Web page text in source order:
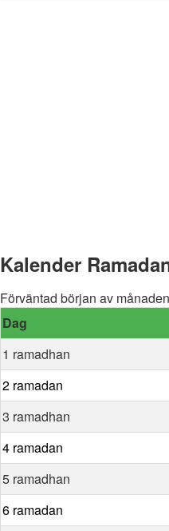
Kalender
Förväntad början av månaden
Dag
1 ramadhan
2 ramadan
3 ramadhan
4 ramadan
5 ramadhan
6 ramadan